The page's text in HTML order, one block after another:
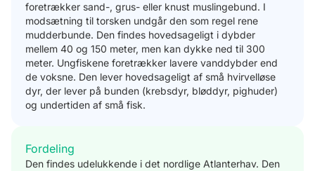
foretrækker sand-, grus- eller knust muslingebund. I
modsætning til torsken undgår den som regel rene
mudderbunde. Den findes hovedsageligt i dybder
mellem 40 og 150 meter, men kan dykke ned til 300
meter. Ungfiskene foretrækker lavere vanddybder end
de voksne. Den lever hovedsageligt af små hvirvelløse
dyr, der lever på bunden (krebsdyr, bløddyr, pighuder)
og undertiden af små fisk.
Fordeling
Den findes udelukkende i det nordlige Atlanterhav. Den